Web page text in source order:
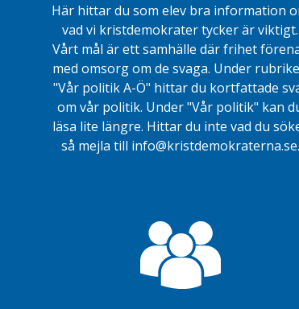
Här hittar du som elev bra information
vad vi kristdemokrater tycker är viktigt.
Vårt mål är ett samhälle där frihet
med omsorg om de svaga. Under
"Vår politik A-Ö" hittar du kortfattade
om vår politik. Under "Vår politik" kan
läsa lite längre. Hittar du inte vad du
så mejla till info@kristdemokraterna.se.